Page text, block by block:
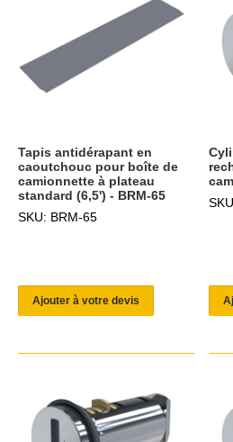
Tapis antidérapant en
caoutchouc pour boîte de
camionnette à plateau
standard (6,5') - BRM-65
SKU: BRM-65
Ajouter à votre devis